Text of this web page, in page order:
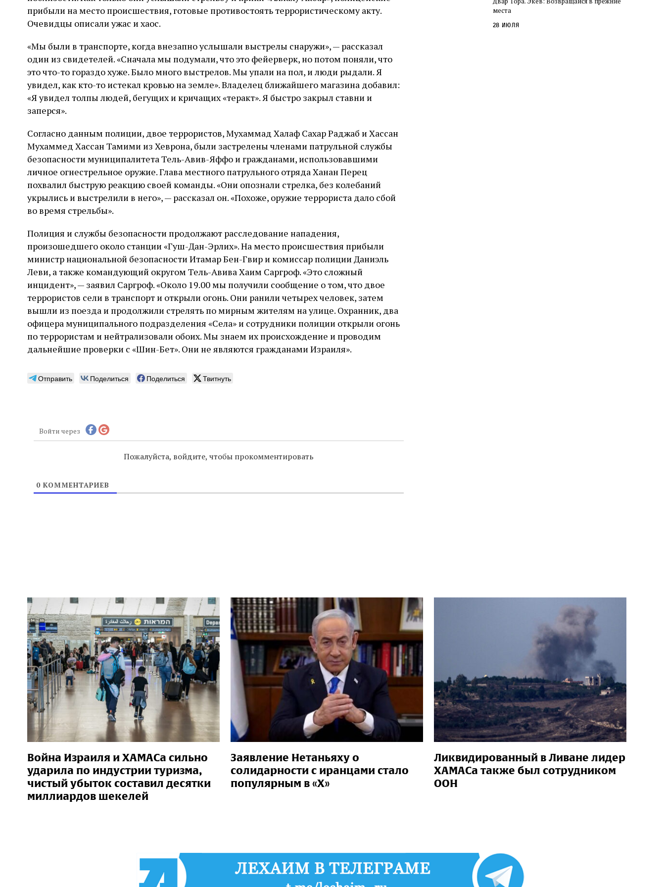
прибыли на место происшествия, готовые противостоять террористическому акту.
Очевидцы описали ужас и хаос.
«Мы были в транспорте, когда внезапно услышали выстрелы снаружи», — рассказал
один из свидетелей. «Сначала мы подумали, что это фейерверк, но потом поняли, что
это что-то гораздо хуже. Было много выстрелов. Мы упали на пол, и люди рыдали. Я
увидел, как кто-то истекал кровью на земле». Владелец ближайшего магазина добавил:
«Я увидел толпы людей, бегущих и кричащих «теракт». Я быстро закрыл ставни и
заперся».
Согласно данным полиции, двое террористов, Мухаммад Халаф Сахар Раджаб и Хассан
Мухаммед Хассан Тамими из Хеврона, были застрелены членами патрульной службы
безопасности муниципалитета Тель-Авив-Яффо и гражданами, использовавшими
личное огнестрельное оружие. Глава местного патрульного отряда Ханан Перец
похвалил быструю реакцию своей команды. «Они опознали стрелка, без колебаний
укрылись и выстрелили в него», — рассказал он. «Похоже, оружие террориста дало сбой
во время стрельбы».
Полиция и службы безопасности продолжают расследование нападения,
произошедшего около станции «Гуш-Дан-Эрлих». На место происшествия прибыли
министр национальной безопасности Итамар Бен-Гвир и комиссар полиции Даниэль
Леви, а также командующий округом Тель-Авива Хаим Саргроф. «Это сложный
инцидент», — заявил Саргроф. «Около 19.00 мы получили сообщение о том, что двое
террористов сели в транспорт и открыли огонь. Они ранили четырех человек, затем
вышли из поезда и продолжили стрелять по мирным жителям на улице. Охранник, два
офицера муниципального подразделения «Села» и сотрудники полиции открыли огонь
по террористам и нейтрализовали обоих. Мы знаем их происхождение и проводим
дальнейшие проверки с «Шин-Бет». Они не являются гражданами Израиля».
Отправить Поделиться Поделиться Твитнуть
Войти через
Пожалуйста, войдите, чтобы прокомментировать
0КОММЕНТАРИЕВ
слово в переводе Библии
места
28 июля
Война Израиля и ХАМАСа сильно
ударила по индустрии туризма,
чистый убыток составил десятки
миллиардов шекелей
Заявление Нетаньяху о
солидарности с иранцами стало
популярным в «X»
Ликвидированный в Ливане лидер
ХАМАСа также был сотрудником
ООН